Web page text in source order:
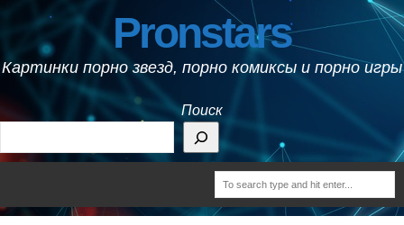
Pronstars
Картинки порно звезд, порно комиксы и порно игры
Поиск